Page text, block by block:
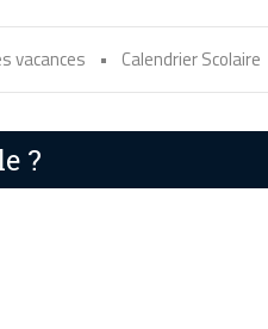
vacances • Calendrier Scolaire
?